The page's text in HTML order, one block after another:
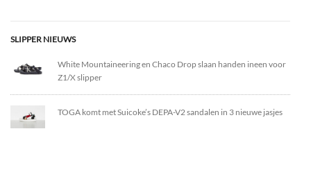
SLIPPER NIEUWS
White Mountaineering en Chaco Drop slaan handen ineen voor
Z1/X slipper
TOGA komt met Suicoke’s DEPA-V2 sandalen in 3 nieuwe jasjes